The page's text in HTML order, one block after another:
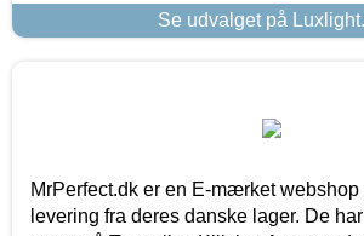
Se udvalget på
MrPerfect.dk er en E-mærket
levering fra deres danske lager. De